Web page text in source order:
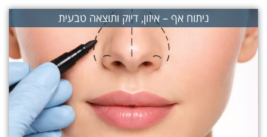
ניתוח אף – איזון, דיוק ותוצאה טבעית